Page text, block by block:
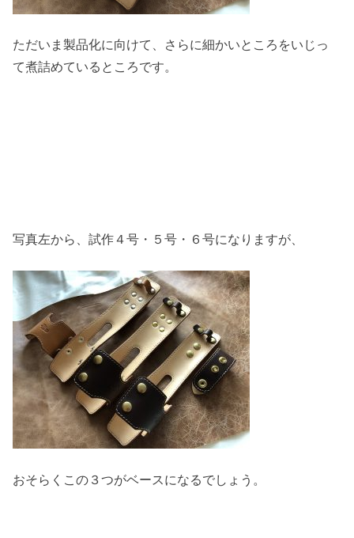
ただいま製品化に向けて、さらに細かいところをいじっ
て煮詰めているところです。
写真左から、試作４号・５号・６号になりますが、
おそらくこの３つがベースになるでしょう。